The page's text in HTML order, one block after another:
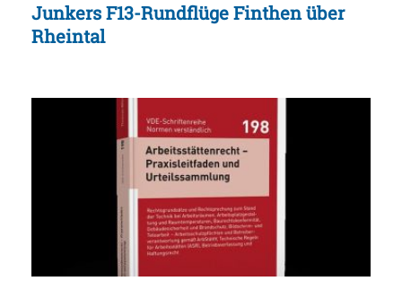
Junkers F13-Rundflüge Finthen über
Rheintal